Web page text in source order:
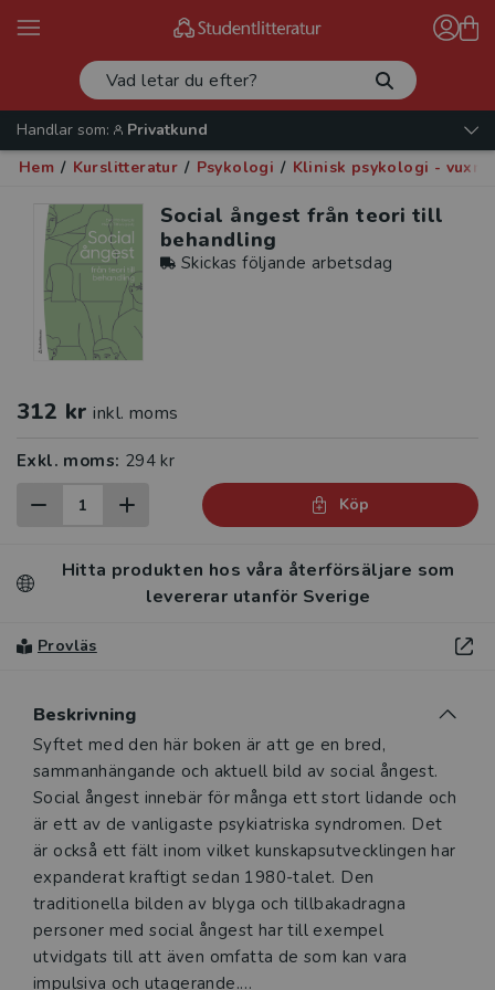
Handlar som:
Privatkund
Hem / Kurslitteratur / Psykologi / Klinisk psykologi - vuxna
Social ångest från teori till
behandling
Skickas följande arbetsdag
312 kr inkl. moms
Exkl. moms: 294 kr
Köp
Hitta produkten hos våra återförsäljare som
levererar utanför Sverige
Provläs
Beskrivning
Beskrivning
Syftet med den här boken är att ge en bred,
sammanhängande och aktuell bild av social ångest.
Social ångest innebär för många ett stort lidande och
är ett av de vanligaste psykiatriska syndromen. Det
är också ett fält inom vilket kunskapsutvecklingen har
expanderat kraftigt sedan 1980-talet. Den
traditionella bilden av blyga och tillbakadragna
personer med social ångest har till exempel
utvidgats till att även omfatta de som kan vara
impulsiva och utagerande.